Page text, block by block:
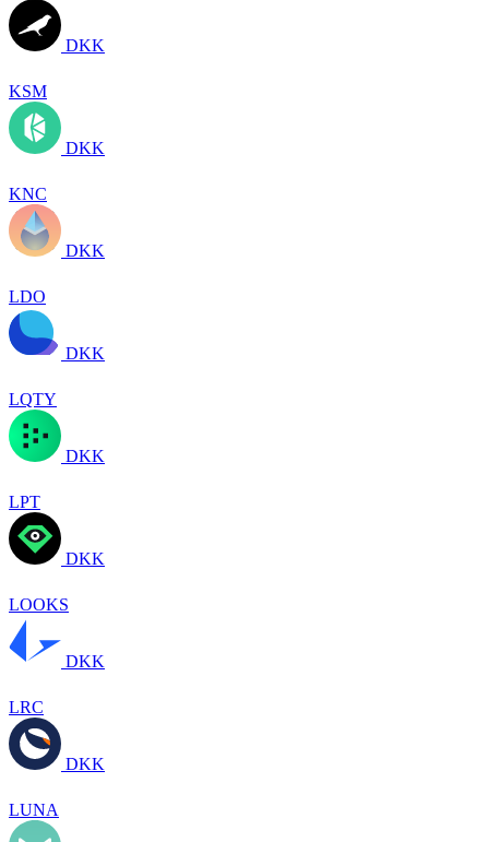
DKK
KSM
DKK
KNC
DKK
LDO
DKK
LQTY
DKK
LPT
DKK
LOOKS
DKK
LRC
DKK
LUNA